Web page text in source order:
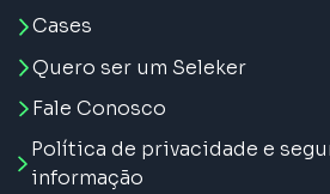
Cases
Quero ser um Seleker
Fale Conosco
Política de privacidade e
informação